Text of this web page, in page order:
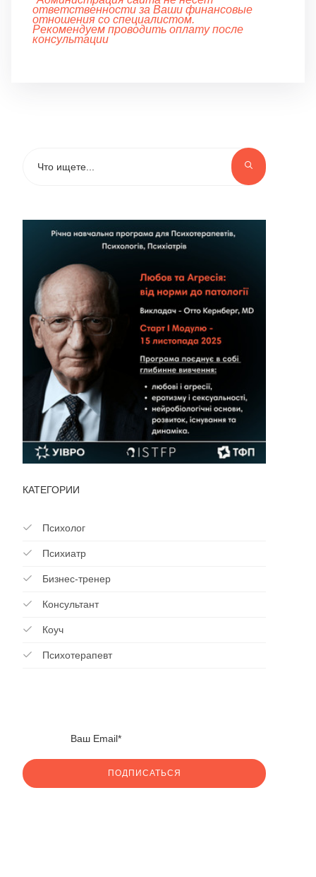
ответственности за Ваши финансовые
отношения со специалистом.
Рекомендуем проводить оплату после
консультации
КАТЕГОРИИ
Психолог
Психиатр
Бизнес-тренер
Консультант
Коуч
Психотерапевт
ПОДПИСАТЬСЯ